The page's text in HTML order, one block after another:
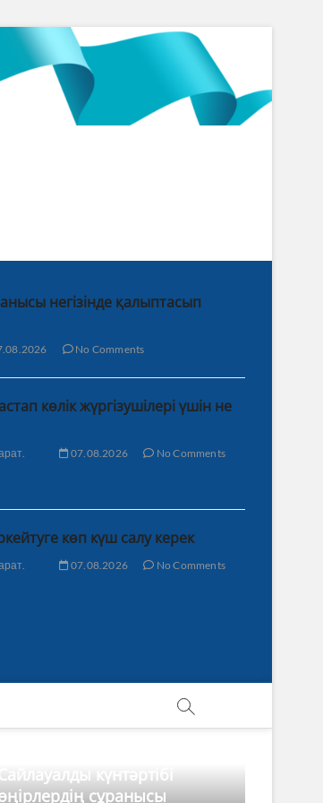
негізінде қалыптасып
No Comments
көлік жүргізушілері үшін не
07.08.2026 No Comments
көп күш салу керек
07.08.2026 No Comments
күнтәртібі
сұранысы